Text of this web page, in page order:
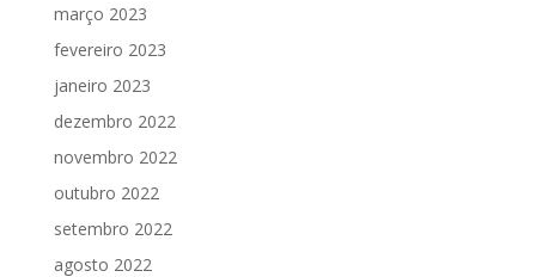
março 2023
fevereiro 2023
janeiro 2023
dezembro 2022
novembro 2022
outubro 2022
setembro 2022
agosto 2022